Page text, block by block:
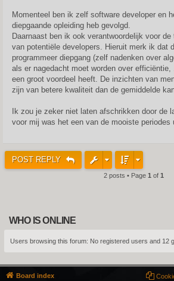
Momenteel ben ik zelf software developer en
diepgaande opleiding heb gevolgd.
Daarnaast ben ik ook verantwoordelijk voor
van potentiële developers. Hieruit merk ik dat
programmeer diepgang (zelf nadenken over
als er nagedacht moet worden over
een groot voordeel heeft. De inzichten van
zijn van betere kwaliteit dan de gemiddelde
Ik zou je zeker niet laten afschrikken door de
voor mij was het een van de mooiste periodes
POST REPLY
2 posts • Page 1 of 1
WHO IS ONLINE
Users browsing this forum: No registered users and 12
Board index